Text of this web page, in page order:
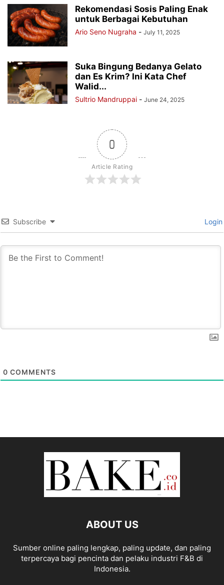
Rekomendasi Sosis Paling Enak
untuk Berbagai Kebutuhan
Ario Seno Nugraha - July 11, 2025
Suka Bingung Bedanya Gelato
dan Es Krim? Ini Kata Chef
Walid...
Sultrio Mandruppai - June 24, 2025
0
Article Rating
Subscribe Login
0 COMMENTS
ABOUT US
Sumber online paling lengkap, paling update, dan paling
terpercaya bagi pencinta dan pelaku industri F&B di
Indonesia.